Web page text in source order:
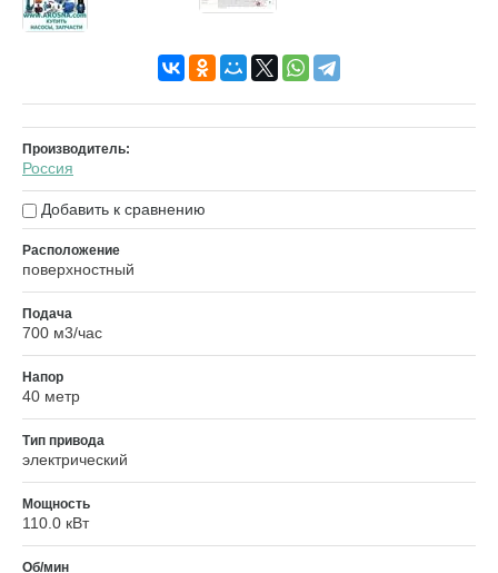
Производитель:
Россия
Добавить к сравнению
Расположение
поверхностный
Подача
700 м3/час
Напор
40 метр
Тип привода
электрический
Мощность
110.0 кВт
Об/мин